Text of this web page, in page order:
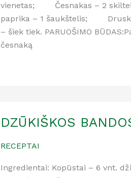
vienetas; Česnakas – 2
paprika – 1 šaukštelis;
– šiek tiek. PARUOŠIMO
česnaką
DZŪKIŠKOS
RECEPTAI
Ingredientai: Kopūstai – 6 vnt.